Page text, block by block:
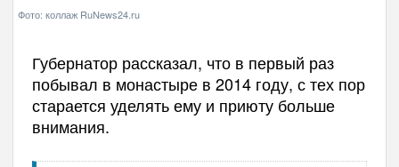
Фото: коллаж RuNews24.ru
Губернатор рассказал, что в первый раз
побывал в монастыре в 2014 году, с тех пор
старается уделять ему и приюту больше
внимания.